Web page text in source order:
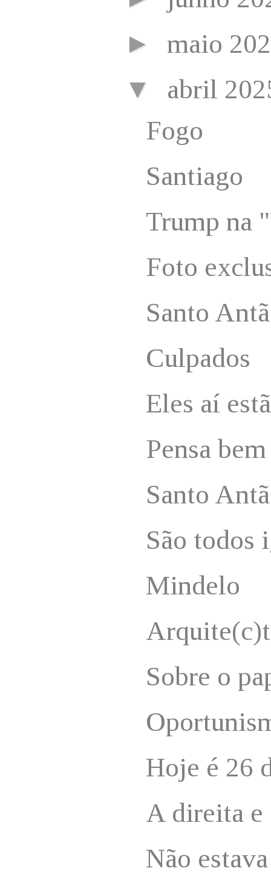
► maio
▼ abril
Fogo
Santiago
Trump na
Foto
Santo
Culpados
Eles aí
Pensa bem
Santo
São todos
Mindelo
Sobre o
Hoje é 26
A direita e
Não